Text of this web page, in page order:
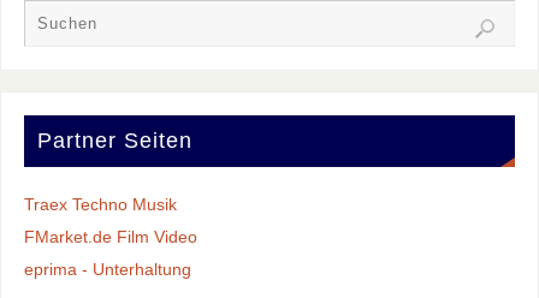
Partner Seiten
Traex Techno Musik
FMarket.de Film Video
eprima - Unterhaltung